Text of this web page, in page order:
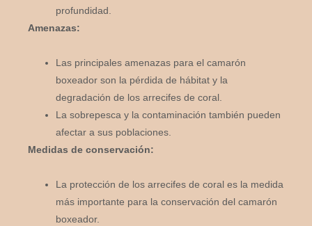
profundidad.
Amenazas:
Las principales amenazas para el camarón
boxeador son la pérdida de hábitat y la
degradación de los arrecifes de coral.
La sobrepesca y la contaminación también pueden
afectar a sus poblaciones.
Medidas de conservación:
La protección de los arrecifes de coral es la medida
más importante para la conservación del camarón
boxeador.